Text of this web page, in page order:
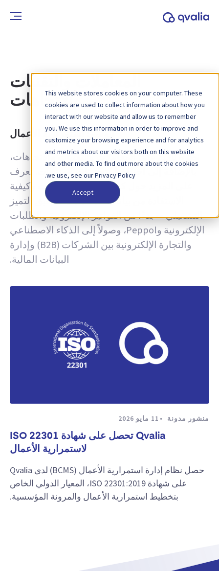
This website stores cookies on your computer. These
cookies are used to collect information about how you
interact with our website and allow us to remember
you. We use this information in order to improve and
customize your browsing experience and for analytics
and metrics about our visitors both on this website
and other media. To find out more about the cookies
we use, see our Privacy Policy.
Accept
المعاملات والتقنيات
والاتجاهات
استمرارية الأعمال
نظرة ثاقبة على المعاملات والتقنيات والاتجاهات،
بالإضافة إلى آخر أخبار تحديثات المنتجات. تعرف
على المزيد حول كيفية تحسين العمليات وكيفية
الاستفادة من بيانات المعاملات لتحقيق التميز
التشغيلي — بدءًا من الفواتير الإلكترونية والطلبات
الإلكترونية وPeppol، وصولاً إلى الذكاء الاصطناعي
والتجارة الإلكترونية بين الشركات (B2B) وإدارة
البيانات المالية.
منشور مدونة 11 مايو 2026
Qvalia تحصل على شهادة ISO 22301
لاستمرارية الأعمال
حصل نظام إدارة استمرارية الأعمال (BCMS) لدى Qvalia
على شهادة ISO 22301:2019، المعيار الدولي الخاص
بتخطيط استمرارية الأعمال والمرونة المؤسسية.